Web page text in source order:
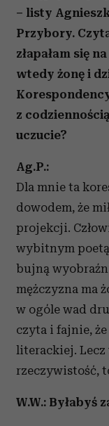
– listy
Przybory.
złapałam się
wtedy żonę i
z
uczucie?
Ag.P.:
Dla mnie ta
dowodem, że
projekcji.
wybitnym
bujną
mężczyzna ma
w ogóle wad
czyta i fajnie,
literackiej. Lecz
rzeczywistość,
W.W.: Byłabyś